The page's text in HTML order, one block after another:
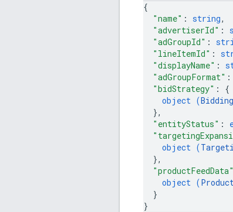
{
"name" : string,
"advertiserId" :
"adGroupId" :
"lineItemId" :
"displayName" :
"adGroupFormat" :
"bidStrategy" : {
object (
},
"entityStatus" :
object (
},
"productFeedData"
object (
}
}